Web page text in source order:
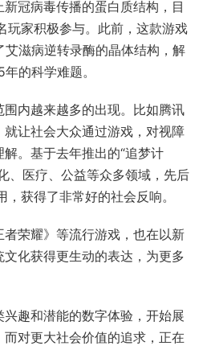
冠病毒传播的蛋白质结构，目
玩家积极参与。此前，这款游戏
艾滋病逆转录酶的晶体结构，解
的科学难题。
内越来越多的出现。比如腾讯
让社会大众通过游戏，对视障
。基于去年推出的“追梦计
、医疗、公益等众多领域，先后
获得了非常好的社会反响。
荣耀》等流行游戏，也在以新
化获得更生动的表达，为更多
趣和潜能的数字体验，开始展
对更大社会价值的追求，正在